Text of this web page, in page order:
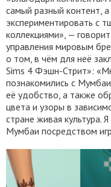
самый разный контент, а
экспериментировать с
коллекциями», —
управления мировым
о том, в чём для неё
Sims 4 Фэшн-Стрит»:
познакомились с
её удобство, а также
цвета и узоры в
стране живая культура.
Мумбаи посредством